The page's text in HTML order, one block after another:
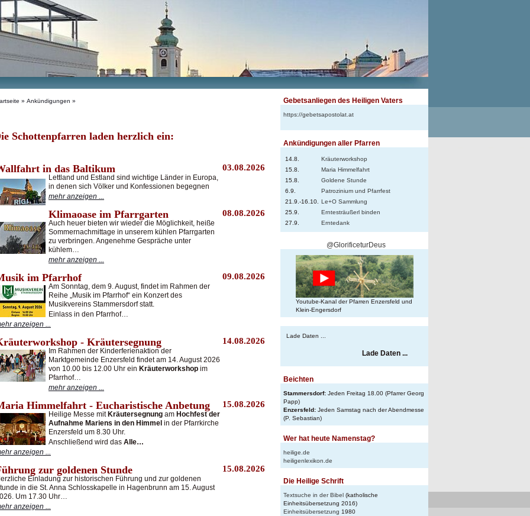
» Ankündigungen »
Schottenpfarren laden herzlich ein:
03.08.2026
in das Baltikum
Lettland und Estland sind wichtige Länder in Europa,
in denen sich Völker und Konfessionen begegnen
mehr anzeigen ...
08.08.2026
Klimaoase im Pfarrgarten
Auch heuer bieten wir wieder die Möglichkeit, heiße
Sommernachmittage in unserem kühlen Pfarrgarten
zu verbringen. Angenehme Gespräche unter
kühlem…
mehr anzeigen ...
09.08.2026
im Pfarrhof
Am Sonntag, dem 9. August, findet im Rahmen der
Reihe „Musik im Pfarrhof“ ein Konzert des
Musikvereins Stammersdorf statt.
Einlass in den Pfarrhof…
anzeigen ...
14.08.2026
- Kräutersegnung
Im Rahmen der Kinderferienaktion der
Marktgemeinde Enzersfeld findet am 14. August 2026
von 10.00 bis 12.00 Uhr ein Kräuterworkshop im
Pfarrhof…
mehr anzeigen ...
15.08.2026
Himmelfahrt - Eucharistische Anbetung
Heilige Messe mitKräutersegnung am Hochfest der
Aufnahme Mariens in den Himmel in der Pfarrkirche
Enzersfeld um 8.30 Uhr.
Anschließend wird das Alle…
anzeigen ...
15.08.2026
zur goldenen Stunde
Einladung zur historischen Führung und zur goldenen
in die St. Anna Schlosskapelle in Hagenbrunn am 15. August
Um 17.30 Uhr…
anzeigen ...
Gebetsanliegen des Heiligen Vaters
https://gebetsapostolat.at
Ankündigungen aller Pfarren
14.8.
Kräuterworkshop
15.8.
Maria Himmelfahrt
15.8.
Goldene Stunde
6.9.
Patrozinium und Pfarrfest
21.9.-16.10.
Le+O Sammlung
25.9.
Erntesträußerl binden
27.9.
Erntedank
@GlorificeturDeus
Youtube-Kanal der Pfarren Enzersfeld und
Klein-Engersdorf
Lade Daten ...
Lade Daten ...
Beichten
Stammersdorf: Jeden Freitag 18.00 (Pfarrer Georg
Papp)
Enzersfeld: Jeden Samstag nach der Abendmesse
(P. Sebastian)
Wer hat heute Namenstag?
heilige.de
heiligenlexikon.de
Die Heilige Schrift
Textsuche in der Bibel (katholische
Einheitsübersetzung 2016)
Einheitsübersetzung 1980